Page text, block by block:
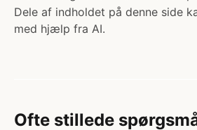
Dele af indholdet på denne side
med hjælp fra AI.
Ofte stillede